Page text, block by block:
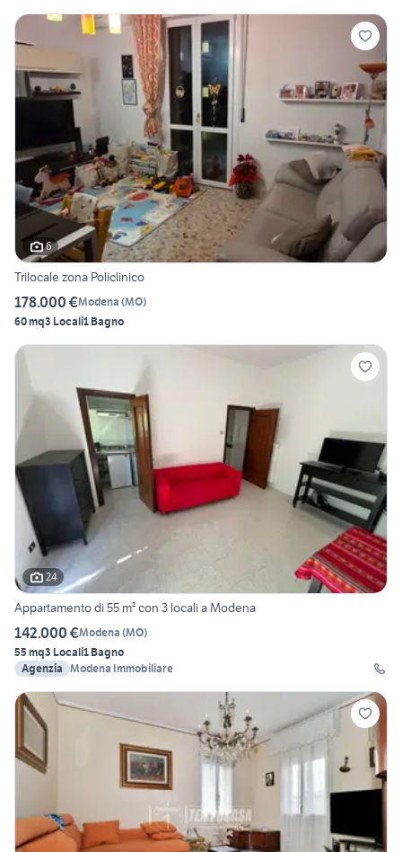
6
Trilocale zona Policlinico
178.000 €Modena (MO)
60 mq3 Locali1 Bagno
24
Appartamento di 55 m² con 3 locali a Modena
142.000 €Modena (MO)
55 mq3 Locali1 Bagno
Agenzia Modena Immobiliare